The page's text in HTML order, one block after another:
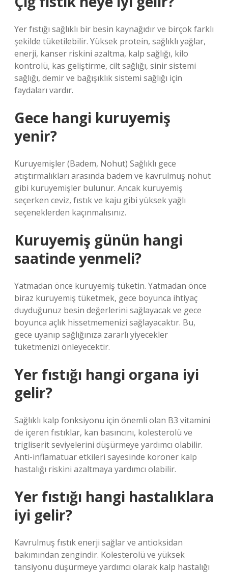
Yer fıstığı sağlıklı bir besin kaynağıdır ve birçok farklı
şekilde tüketilebilir. Yüksek protein, sağlıklı yağlar,
enerji, kanser riskini azaltma, kalp sağlığı, kilo
kontrolü, kas geliştirme, cilt sağlığı, sinir sistemi
sağlığı, demir ve bağışıklık sistemi sağlığı için
faydaları vardır.
Gece hangi kuruyemiş
yenir?
Kuruyemişler (Badem, Nohut) Sağlıklı gece
atıştırmalıkları arasında badem ve kavrulmuş nohut
gibi kuruyemişler bulunur. Ancak kuruyemiş
seçerken ceviz, fıstık ve kaju gibi yüksek yağlı
seçeneklerden kaçınmalısınız.
Kuruyemiş günün hangi
saatinde yenmeli?
Yatmadan önce kuruyemiş tüketin. Yatmadan önce
biraz kuruyemiş tüketmek, gece boyunca ihtiyaç
duyduğunuz besin değerlerini sağlayacak ve gece
boyunca açlık hissetmemenizi sağlayacaktır. Bu,
gece uyanıp sağlığınıza zararlı yiyecekler
tüketmenizi önleyecektir.
Yer fıstığı hangi organa iyi
gelir?
Sağlıklı kalp fonksiyonu için önemli olan B3 vitamini
de içeren fıstıklar, kan basıncını, kolesterolü ve
trigliserit seviyelerini düşürmeye yardımcı olabilir.
Anti-inflamatuar etkileri sayesinde koroner kalp
hastalığı riskini azaltmaya yardımcı olabilir.
Yer fıstığı hangi hastalıklara
iyi gelir?
Kavrulmuş fıstık enerji sağlar ve antioksidan
bakımından zengindir. Kolesterolü ve yüksek
tansiyonu düşürmeye yardımcı olarak kalp hastalığı